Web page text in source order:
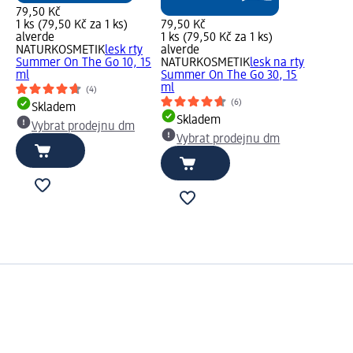
79,50 Kč
1 ks (79,50 Kč za 1 ks)
alverde
NATURKOSMETIKlesk rty
Summer On The Go 10, 15
ml
(4)
Skladem
Vybrat prodejnu dm
79,50 Kč
1 ks (79,50 Kč za 1 ks)
alverde
NATURKOSMETIKlesk na rty
Summer On The Go 30, 15
ml
(6)
Skladem
Vybrat prodejnu dm